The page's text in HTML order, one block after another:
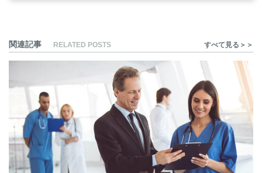
関連記事 RELATED POSTS すべて見る＞＞